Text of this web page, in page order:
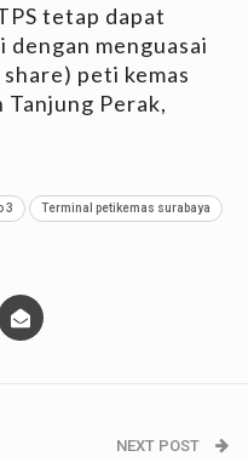
tetap dapat
dengan menguasai
peti kemas
Perak,
3 Terminal petikemas surabaya
NEXT POST